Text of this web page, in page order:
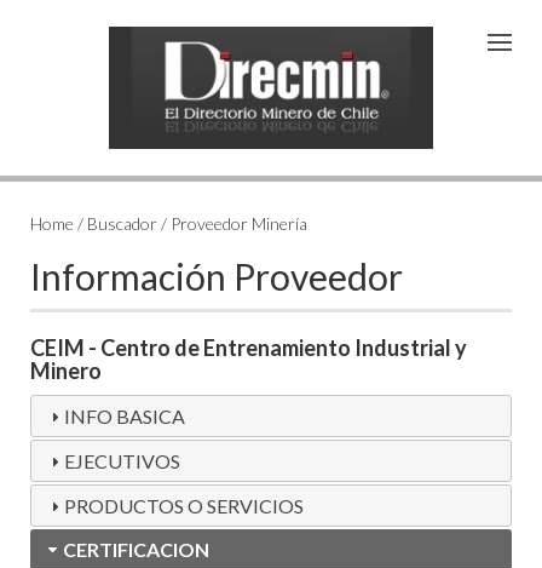
Home / Buscador / Proveedor Minería
Información Proveedor
CEIM - Centro de Entrenamiento Industrial y
Minero
INFO BASICA
EJECUTIVOS
PRODUCTOS O SERVICIOS
CERTIFICACION